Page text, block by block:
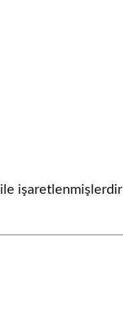
ile işaretlenmişlerdir